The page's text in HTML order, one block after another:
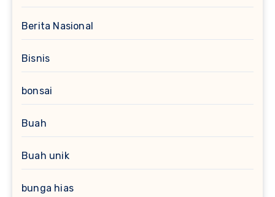
Berita Nasional
Bisnis
bonsai
Buah
Buah unik
bunga hias